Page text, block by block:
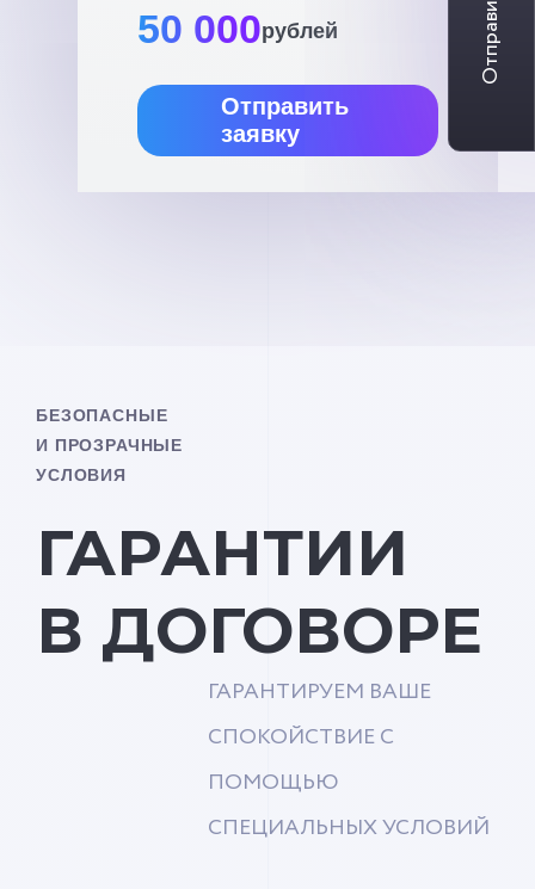
50 000рублей
Отправить
заявку
БЕЗОПАСНЫЕ
И ПРОЗРАЧНЫЕ
УСЛОВИЯ
ГАРАНТИИ
В ДОГОВОРЕ
ГАРАНТИРУЕМ ВАШЕ
СПОКОЙСТВИЕ С
ПОМОЩЬЮ
СПЕЦИАЛЬНЫХ УСЛОВИЙ